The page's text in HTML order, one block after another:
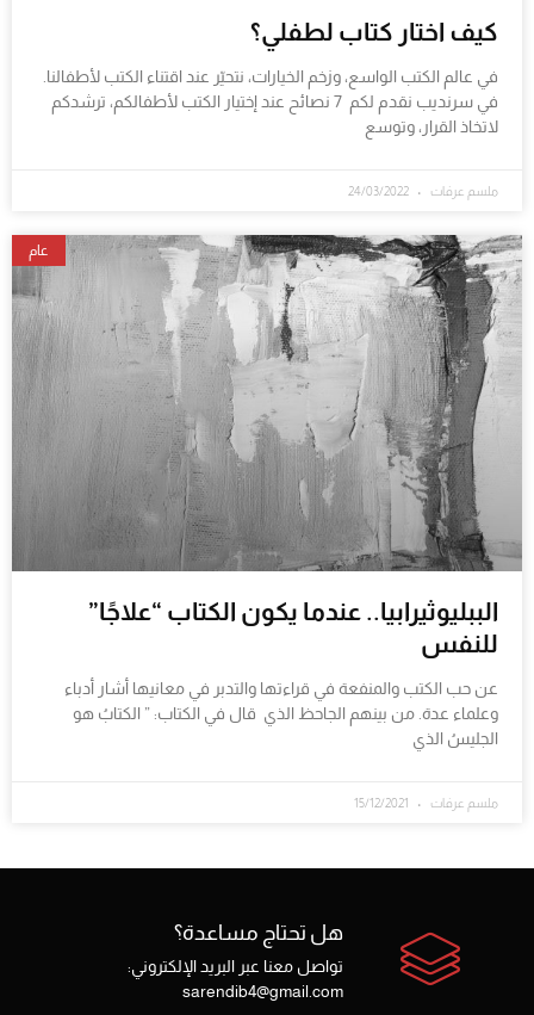
كيف اختار كتاب لطفلي؟
في عالم الكتب الواسع، وزخم الخيارات، نتحيّر عند اقتناء الكتب لأطفالنا.
في سرنديب نقدم لكم 7 نصائح عند إختيار الكتب لأطفالكم، ترشدكم
لاتخاذ القرار، وتوسع
ملسم عرفات
عام
الببليوثيرابيا.. عندما يكون الكتاب “علاجًا”
للنفس
عن حب الكتب والمنفعة في قراءتها والتدبر في معانيها أشار أدباء
وعلماء عدة. من بينهم الجاحظ الذي قال في الكتاب: ” الكتابُ هو
الجليسُ الذي
ملسم عرفات
هل تحتاج مساعدة؟
تواصل معنا عبر البريد الإلكتروني:
sarendib4@gmail.com